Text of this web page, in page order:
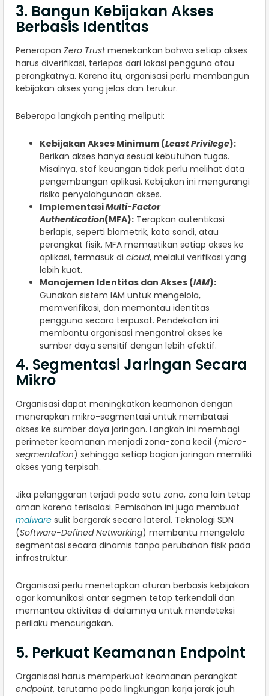
3. Bangun Kebijakan Akses
Berbasis Identitas
Penerapan Zero Trustmenekankan bahwa setiap akses
harus diverifikasi, terlepas dari lokasi pengguna atau
perangkatnya. Karena itu, organisasi perlu membangun
kebijakan akses yang jelas dan terukur.
Beberapa langkah penting meliputi:
Kebijakan Akses Minimum (Least Privilege):
Berikan akses hanya sesuai kebutuhan tugas.
Misalnya, staf keuangan tidak perlu melihat data
pengembangan aplikasi. Kebijakan ini mengurangi
risiko penyalahgunaan akses.
ImplementasiMulti-Factor
Authentication(MFA): Terapkan autentikasi
berlapis, seperti biometrik, kata sandi, atau
perangkat fisik. MFA memastikan setiap akses ke
aplikasi, termasuk di cloud, melalui verifikasi yang
lebih kuat.
Manajemen Identitas dan Akses (IAM):
Gunakan sistem IAM untuk mengelola,
memverifikasi, dan memantau identitas
pengguna secara terpusat. Pendekatan ini
membantu organisasi mengontrol akses ke
sumber daya sensitif dengan lebih efektif.
4. Segmentasi Jaringan Secara
Mikro
Organisasi dapat meningkatkan keamanan dengan
menerapkan mikro-segmentasi untuk membatasi
akses ke sumber daya jaringan. Langkah ini membagi
perimeter keamanan menjadi zona-zona kecil (micro-
segmentation) sehingga setiap bagian jaringan memiliki
akses yang terpisah.
Jika pelanggaran terjadi pada satu zona, zona lain tetap
aman karena terisolasi. Pemisahan ini juga membuat
malware sulit bergerak secara lateral. Teknologi SDN
(Software-Defined Networking) membantu mengelola
segmentasi secara dinamis tanpa perubahan fisik pada
infrastruktur.
Organisasi perlu menetapkan aturan berbasis kebijakan
agar komunikasi antar segmen tetap terkendali dan
memantau aktivitas di dalamnya untuk mendeteksi
perilaku mencurigakan.
5. Perkuat Keamanan Endpoint
Organisasi harus memperkuat keamanan perangkat
endpoint, terutama pada lingkungan kerja jarak jauh